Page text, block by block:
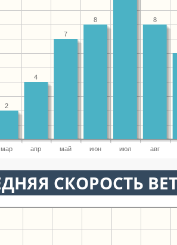
мар апр май июн июл авг
8
8
7
4
2
СКОРОСТЬ